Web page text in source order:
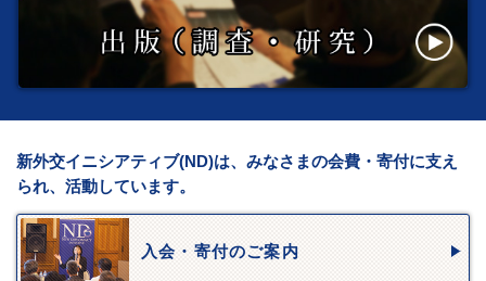
新外交イニシアティブ(ND)は、みなさまの会費・寄付に支え
られ、活動しています。
入会・寄付のご案内